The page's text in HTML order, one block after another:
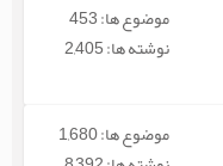
موضوع ها: 453
نوشته ها: 2,405
موضوع ها: 1,680